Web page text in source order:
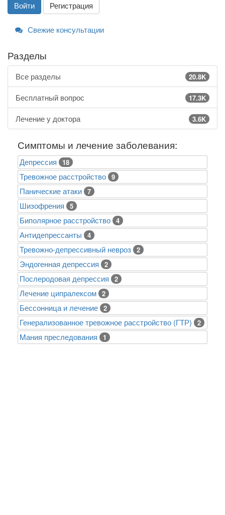
Войти
Регистрация
Свежие консультации
Разделы
Все разделы 20.8K
Бесплатный вопрос 17.3K
Лечение у доктора 3.6K
Симптомы и лечение заболевания:
Депрессия 18
Тревожное расстройство 9
Панические атаки 7
Шизофрения 5
Биполярное расстройство 4
Антидепрессанты 4
Тревожно-депрессивный невроз 2
Эндогенная депрессия 2
Послеродовая депрессия 2
Лечение ципралексом 2
Бессонница и лечение 2
Генерализованное тревожное расстройство (ГТР) 2
Mания преследования 1